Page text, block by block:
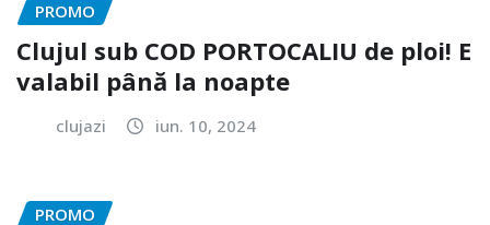
PROMO
Clujul sub COD PORTOCALIU de ploi! E
valabil până la noapte
clujazi iun. 10, 2024
PROMO